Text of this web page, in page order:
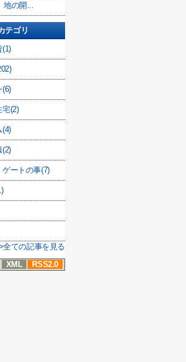
地の開...
テゴリ
(1)
(6)
宅(2)
(4)
(2)
ゲートの事(7)
全ての記事を見る
XML
RSS2.0